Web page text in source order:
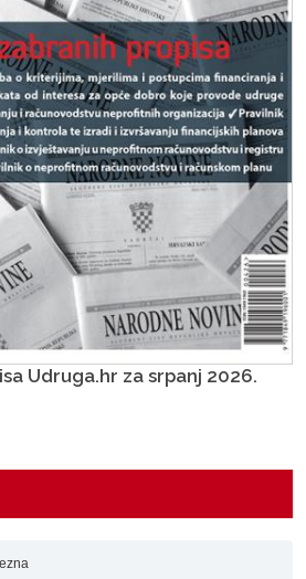
Udruga.hr za srpanj 2026.